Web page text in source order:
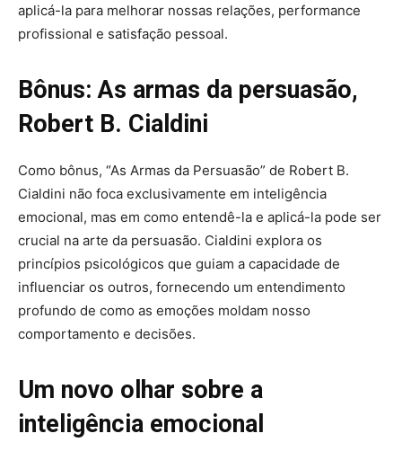
aplicá-la para melhorar nossas relações, performance
profissional e satisfação pessoal.
Bônus: As armas da persuasão,
Robert B. Cialdini
Como bônus, “As Armas da Persuasão” de Robert B.
Cialdini não foca exclusivamente em inteligência
emocional, mas em como entendê-la e aplicá-la pode ser
crucial na arte da persuasão. Cialdini explora os
princípios psicológicos que guiam a capacidade de
influenciar os outros, fornecendo um entendimento
profundo de como as emoções moldam nosso
comportamento e decisões.
Um novo olhar sobre a
inteligência emocional